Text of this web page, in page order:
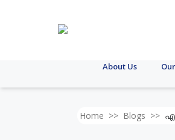
About Us
Home >> Blogs >>